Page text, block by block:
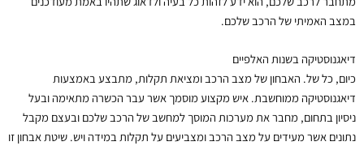
במצב האמיתי של הרכב שלכם.
דיאגנוסטיקה בשנות האלפיים
כיום, כל של. האבחון של מצב הרכב ומציאת תקלות, מתבצע באמצעות
דיאגנוסטיקה ממוחשבת. איש מקצוע מוסמך אשר עבר הכשרה מתאימה ובעל
ניסיון בתחום, מחבר את מערכות המוסך למחשב של הרכב שלכם ובעצם מקבל
נתונים אשר מעידים על מצב הרכב ומצביעים על תקלות במידה ויש. שיטת אבחון זו